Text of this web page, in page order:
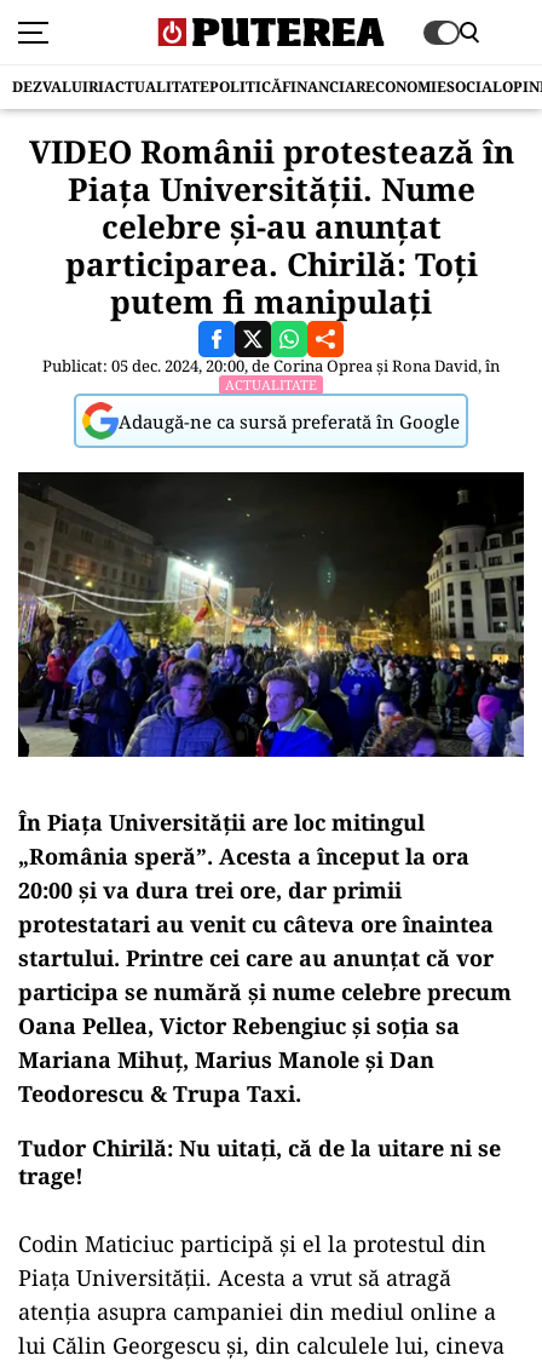
DEZVALUIRIACTUALITATEPOLITICĂFINANCIARECONOMIESOCIAL
VIDEO Românii protestează în
Piața Universității. Nume
celebre și-au anunțat
participarea. Chirilă: Toți
putem fi manipulați
Publicat: 05 dec. 2024, 20:00, deCorina OpreașiRona David, în
ACTUALITATE
Adaugă-ne ca sursă preferată în Google
În Piața Universității are loc mitingul
„România speră”. Acesta a început la ora
20:00 și va dura trei ore, dar primii
protestatari au venit cu câteva ore înaintea
startului. Printre cei care au anunțat că vor
participa se numără și nume celebre precum
Oana Pellea, Victor Rebengiuc și soția sa
Mariana Mihuț, Marius Manole și Dan
Teodorescu & Trupa Taxi.
Tudor Chirilă: Nu uitați, că de la uitare ni se
trage!
Codin Maticiuc participă și el la protestul din
Piața Universității. Acesta a vrut să atragă
atenția asupra campaniei din mediul online a
lui Călin Georgescu și, din calculele lui, cineva